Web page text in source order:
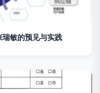
敏的预见与实践